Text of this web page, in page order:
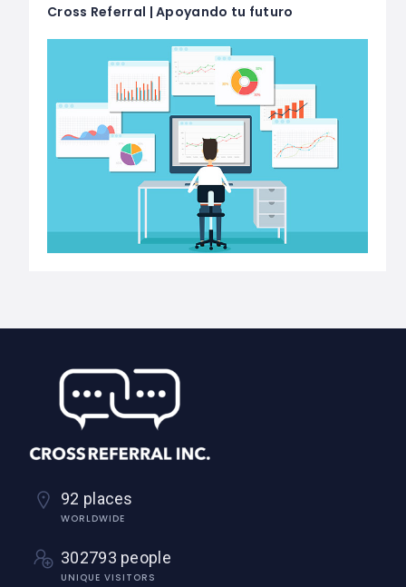
Cross Referral | Apoyando tu futuro
92 places
WORLDWIDE
302793 people
UNIQUE VISITORS